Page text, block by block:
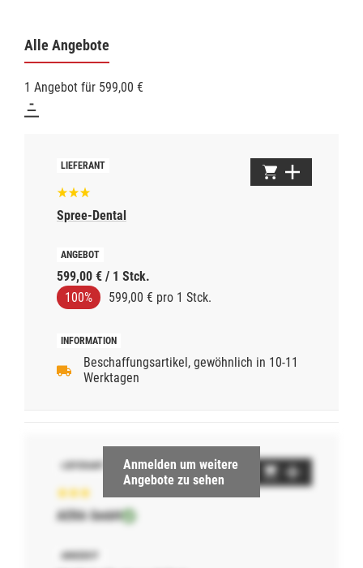
Alle Angebote
1 Angebot für 599,00 €
Spree-Dental
599,00 € / 1 Stck.
100%
599,00 € pro 1 Stck.
Beschaffungsartikel, gewöhnlich in 10-11
Werktagen
Anmelden um weitere
Angebote zu sehen
AERA GmbH